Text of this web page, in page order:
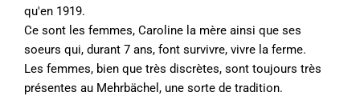
qu'en 1919.
Ce sont les femmes, Caroline la mère ainsi que ses
soeurs qui, durant 7 ans, font survivre, vivre la ferme.
Les femmes, bien que très discrètes, sont toujours très
présentes au Mehrbächel, une sorte de tradition.